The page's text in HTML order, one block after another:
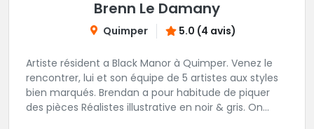
Brenn Le Damany
Quimper 5.0 (4 avis)
Artiste résident a Black Manor à Quimper. Venez le
rencontrer, lui et son équipe de 5 artistes aux styles
bien marqués. Brendan a pour habitude de piquer
des pièces Réalistes illustrative en noir & gris. On